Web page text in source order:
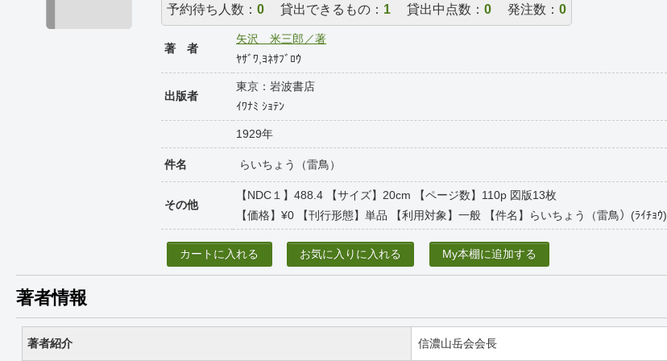
予約待ち人数：0 貸出できるもの： 1 貸出中点数：0 発注数：0
著 者
矢沢 米三郎／著
ﾔｻﾞﾜ,ﾖﾈｻﾌﾞﾛｳ
出版者
東京：岩波書店
ｲﾜﾅﾐ ｼｮﾃﾝ
1929年
件名 らいちょう（雷鳥）
その他
【NDC１】488.4 【サイズ】20cm 【ページ数】110p 図版13枚
【価格】¥0 【刊行形態】単品 【利用対象】一般 【件名】らいちょう（雷鳥）(ﾗｲﾁｮｳ)
カートに入れる お気に入りに入れる My本棚に追加する
著者情報
著者紹介 信濃山岳会会長